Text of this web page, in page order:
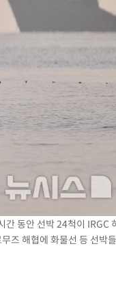
동안 선박 24척이 IRGC
즈 해협에 화물선 등 선박들